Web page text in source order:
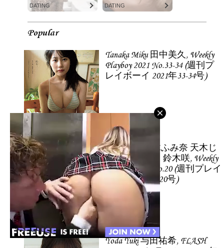
DATING DATING
Popular
Tanaka Miku 田中美久, Weekly
Playboy 2021 No.33-34 (週刊プ
レイボーイ 2021年33-34号)
倉持由香 鈴木ふみ奈 天木じ
ゅん 柳瀬さき 鈴木咲, Weekly
Playboy 2022 No.20 (週刊プレイ
ボーイ 2022年20号)
Yoda Yuki 与田祐希, FLASH